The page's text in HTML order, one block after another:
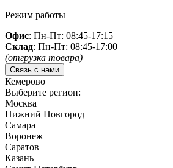
Режим работы
Офис: Пн-Пт: 08:45-17:15
Склад: Пн-Пт: 08:45-17:00
(отгрузка товара)
Связь с нами
Кемерово
Выберите регион:
Москва
Нижний Новгород
Самара
Воронеж
Саратов
Казань